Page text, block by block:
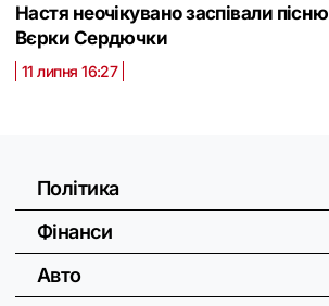
Настя неочікувано заспівали пісню
Вєрки Сердючки
11 липня 16:27
Політика
Фінанси
Авто